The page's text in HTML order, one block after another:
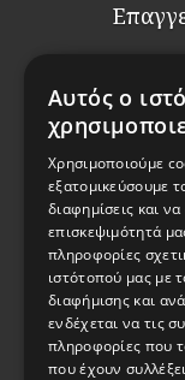
Αυτός ο
Χρησιμοποιούμε
εξατομικεύσουμε
διαφημίσεις και
επισκεψιμότητά
πληροφορίες
ιστότοπού μας με
διαφήμισης και
ενδέχεται να τις
πληροφορίες που
που έχουν